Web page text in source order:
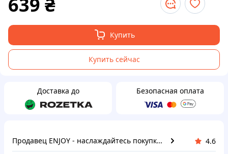
Купить
Купить сейчас
Доставка до Безопасная оплата
Продавец ENJOY - наслаждайтесь покупками вместе с нами! 4.6